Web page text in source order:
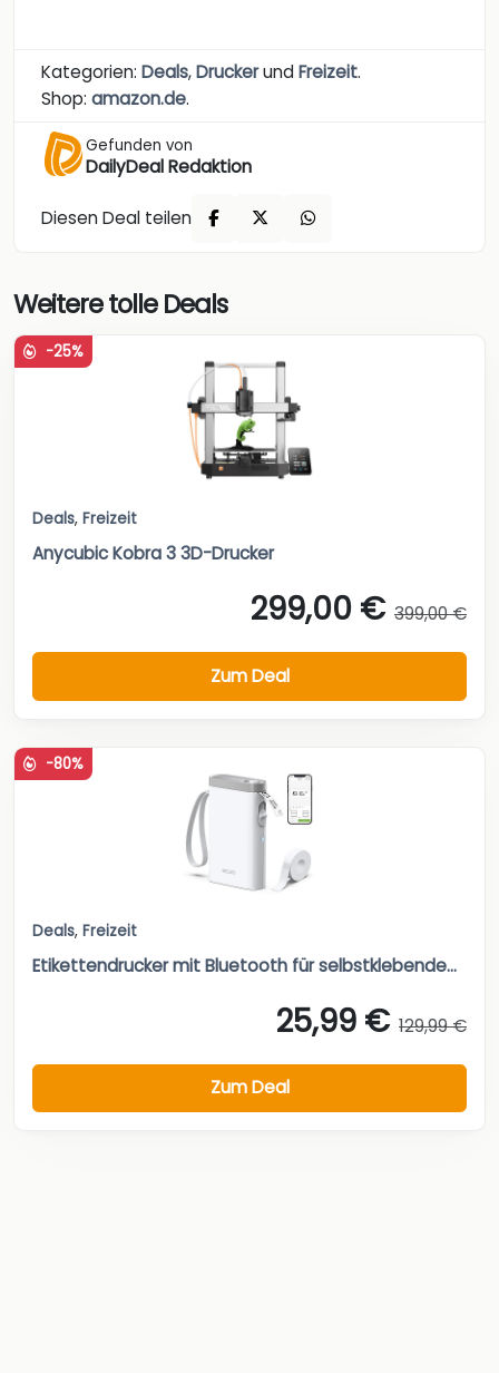
Kategorien: Deals,DruckerundFreizeit.
Shop: amazon.de.
Gefunden von
DailyDeal Redaktion
Diesen Deal teilen
Weitere tolle Deals
-25%
Deals, Freizeit
Anycubic Kobra 3 3D-Drucker
299,00 € 399,00 €
Zum Deal
-80%
Deals, Freizeit
Etikettendrucker mit Bluetooth für selbstklebende...
25,99 € 129,99 €
Zum Deal